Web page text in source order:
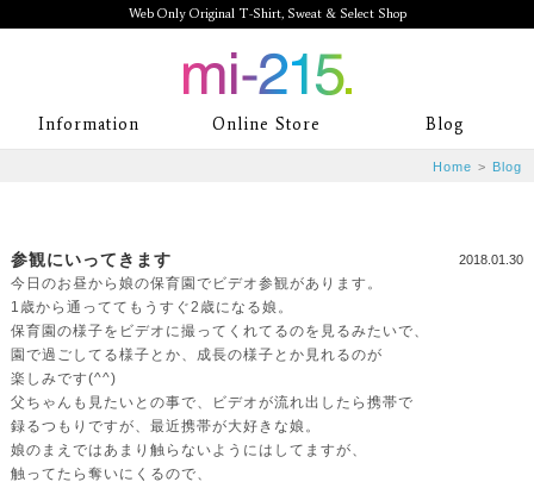
Web Only Original T-Shirt, Sweat & Select Shop
mi-215. Web Only Original T-Shirt,
Sweat & Select Shop mi-215. Tシャ
ランド専門通販
Information Online Store Blog
Home > Blog
2018.01.30
参観にいってきます
今日のお昼から娘の保育園でビデオ参観があります。
1歳から通っててもうすぐ2歳になる娘。
保育園の様子をビデオに撮ってくれてるのを見るみたいで、
園で過ごしてる様子とか、成長の様子とか見れるのが
楽しみです(^^)
父ちゃんも見たいとの事で、ビデオが流れ出したら携帯で
録るつもりですが、最近携帯が大好きな娘。
娘のまえではあまり触らないようにはしてますが、
触ってたら奪いにくるので、